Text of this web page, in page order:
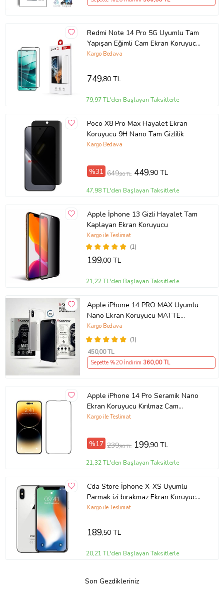
Redmi Note 14 Pro 5G Uyumlu Tam
Yapışan Eğimli Cam Ekran Koruyucu
(Siyah)
Kargo Bedava
749,80 TL
79,97 TL'den Başlayan Taksitlerle
Poco X8 Pro Max Hayalet Ekran
Koruyucu 9H Nano Tam Gizlilik
Kargo Bedava
%31 649,90 TL 449,90 TL
47,98 TL'den Başlayan Taksitlerle
Apple İphone 13 Gizli Hayalet Tam
Kaplayan Ekran Koruyucu
(1)
Kargo ile Teslimat
199,00 TL
21,22 TL'den Başlayan Taksitlerle
Apple iPhone 14 PRO MAX Uyumlu
Nano Ekran Koruyucu MATTE
HAYALET - Full Arka Kaplama 360
Koruma STAREX
(1)
Kargo Bedava
450,00 TL
Sepette %20 İndirim 360,00 TL
Apple iPhone 14 Pro Seramik Nano
Ekran Koruyucu Kırılmaz Cam
(Şeffaf)
Kargo ile Teslimat
%17 239,90 TL 199,90 TL
21,32 TL'den Başlayan Taksitlerle
Cda Store İphone X-XS Uyumlu
Parmak izi bırakmaz Ekran Koruyucu
Nano MAT Jelatin
Kargo ile Teslimat
189,50 TL
20,21 TL'den Başlayan Taksitlerle
Son Gezdikleriniz